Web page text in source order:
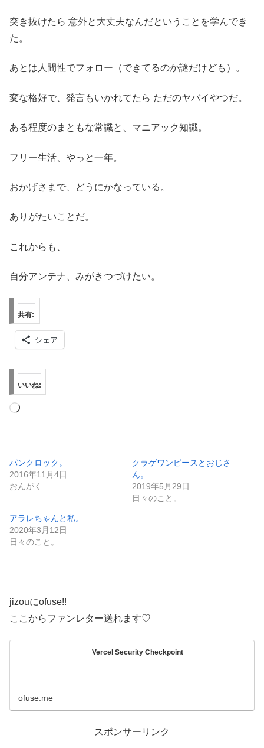
突き抜けたら 意外と大丈夫なんだということを学んでき
た。
あとは人間性でフォロー（できてるのか謎だけども）。
変な格好で、発言もいかれてたら ただのヤバイやつだ。
ある程度のまともな常識と、マニアック知識。
フリー生活、やっと一年。
おかげさまで、どうにかなっている。
ありがたいことだ。
これからも、
自分アンテナ、みがきつづけたい。
共有:
シェア
いいね:
読
み
中…
パンクロック。
2016年11月4日
おんがく
クラゲワンピースとおじさ
ん。
2019年5月29日
日々のこと。
アラレちゃんと私。
2020年3月12日
日々のこと。
jizouにofuse!!
ここからファンレター送れます♡
Vercel Security Checkpoint
ofuse.me
スポンサーリンク